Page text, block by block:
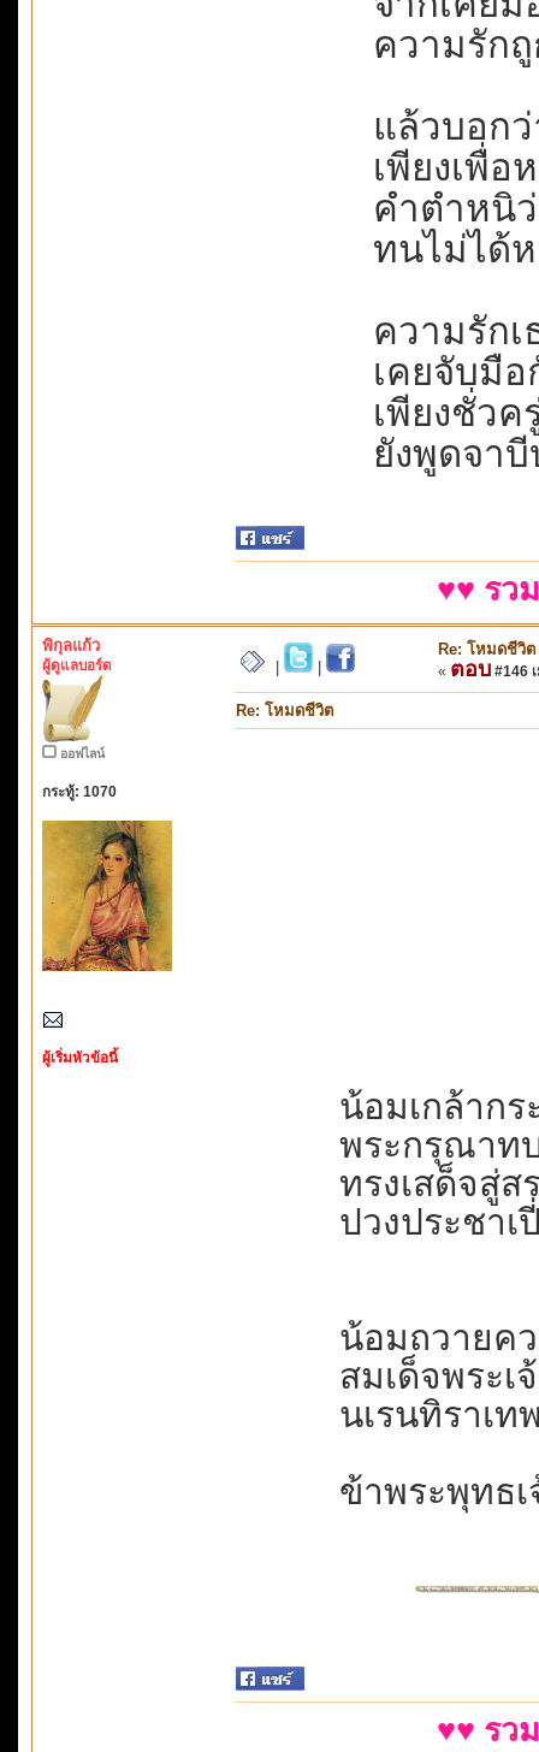
ความรัก
แล้วบอก
เพียงเพื่อ
คำตำหนิ
ทนไม่ได้
ความรักเ
เคยจับมื
เพียงชั่ว
ยังพูดจา
♥♥ รว
พิกุลแก้ว
ผู้ดูแลบอร์ด
ออฟไลน์
กระทู้: 1070
ผู้เริ่มหัวข้อนี้
Re: โหมดชีวิต
« ตอบ #146
Re: โหมดชีวิต
น้อมเกล้าก
พระกรุณาท
ทรงเสด็จสู่ส
ปวงประชา
น้อมถวายค
สมเด็จพระเ
นเรนทิราเ
ข้าพระพุทธ
♥♥ รว